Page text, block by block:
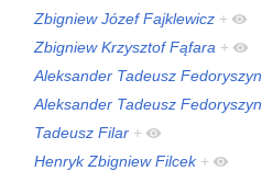
Zbigniew Józef Fajklewicz +
Zbigniew Krzysztof Fąfara +
Aleksander Tadeusz Fedoryszyn
Aleksander Tadeusz Fedoryszyn
Tadeusz Filar +
Henryk Zbigniew Filcek +